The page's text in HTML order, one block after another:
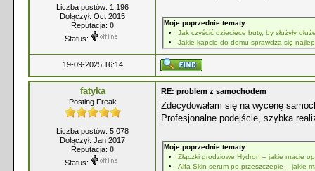
Liczba postów: 1,196
Dołączył: Oct 2015
Reputacja: 0
Status:
Moje poprzednie tematy:
Jak czyścić dziecięce buty, by służyły
Jakie kapcie do domu sprawdzą się
19-09-2025 16:14
fatyka
Posting Freak
Liczba postów: 5,078
Dołączył: Jan 2017
Reputacja: 0
Status:
RE: problem z samochodem
Zdecydowałam się na wycenę
Profesjonalne podejście, szybka
Moje poprzednie tematy:
Złączki grodziowe Hydron – jakie macie
Alfa Skin serum po przeszczepie – jakie